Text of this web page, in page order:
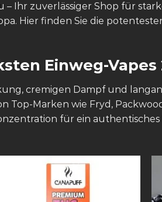
– Ihr zuverlässiger Shop für
Hier finden Sie die
Einweg-Vapes
cremigen Dampf und
Top-Marken wie Fryd,
für ein authentisches